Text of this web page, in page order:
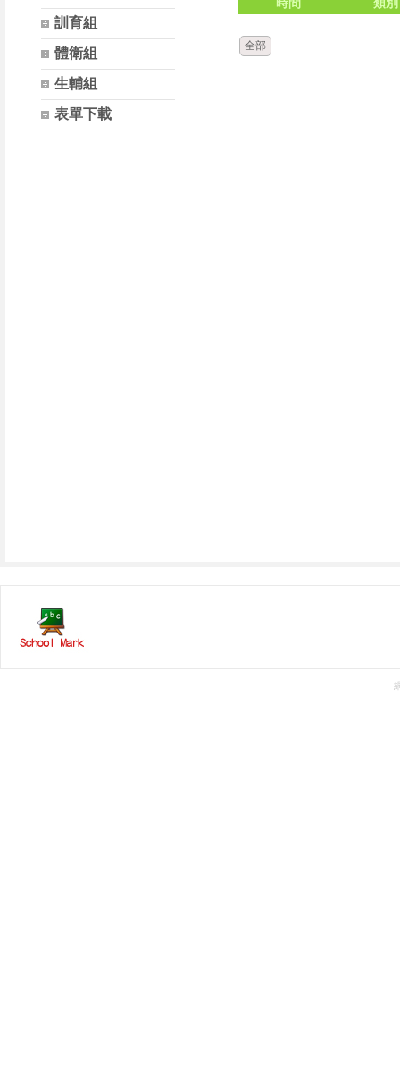
訓育組
體衛組
生輔組
表單下載
全部